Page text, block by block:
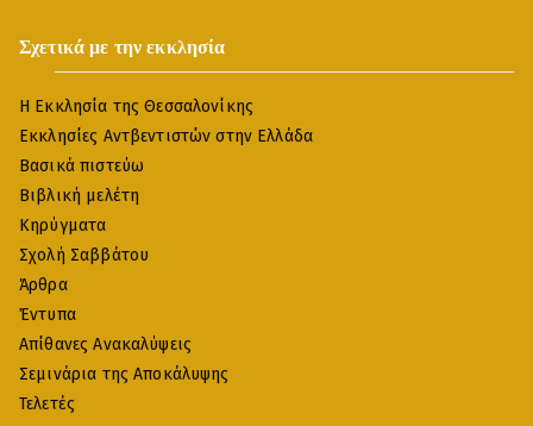
Σχετικά με την εκκλησία
Η Εκκλησία της Θεσσαλονίκης
Εκκλησίες Αντβεντιστών στην Ελλάδα
Βασικά πιστεύω
Βιβλική μελέτη
Κηρύγματα
Σχολή Σαββάτου
Άρθρα
Έντυπα
Απίθανες Ανακαλύψεις
Σεμινάρια της Αποκάλυψης
Τελετές